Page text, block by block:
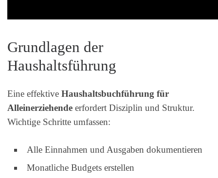
Grundlagen der
Haushaltsführung
Eine effektive Haushaltsbuchführung für
Alleinerziehende erfordert Disziplin und Struktur.
Wichtige Schritte umfassen:
Alle Einnahmen und Ausgaben dokumentieren
Monatliche Budgets erstellen